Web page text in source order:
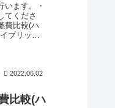
います。・
てくださ
費比較(ハ
ブリッド
2022.06.02
比較(ハ